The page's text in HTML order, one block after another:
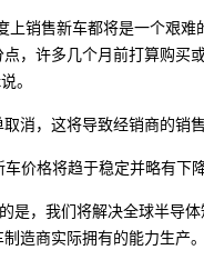
上销售新车都将是一个艰
，许多几个月前打算购买
。
消，这将导致经销商的销售
价格将趋于稳定并略有下降
是，我们将解决全球半导
造商实际拥有的能力生产